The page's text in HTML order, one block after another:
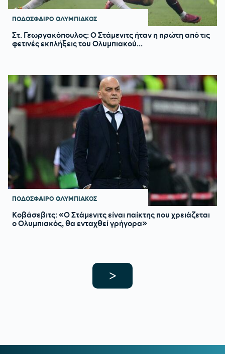
ΠΟΔΟΣΦΑΙΡΟ ΟΛΥΜΠΙΑΚΟΣ
Στ. Γεωργακόπουλος: Ο Στάμενιτς ήταν η πρώτη από τις
φετινές εκπλήξεις του Ολυμπιακού...
ΠΟΔΟΣΦΑΙΡΟ ΟΛΥΜΠΙΑΚΟΣ
Κοβάσεβιτς: «Ο Στάμενιτς είναι παίκτης που χρειάζεται
ο Ολυμπιακός, θα ενταχθεί γρήγορα»
>